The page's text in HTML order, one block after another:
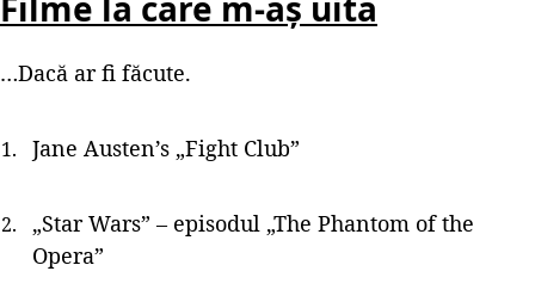
…Dacă ar fi făcute.
Jane Austen’s „Fight Club”
„Star Wars” – episodul „The Phantom of the
Opera”